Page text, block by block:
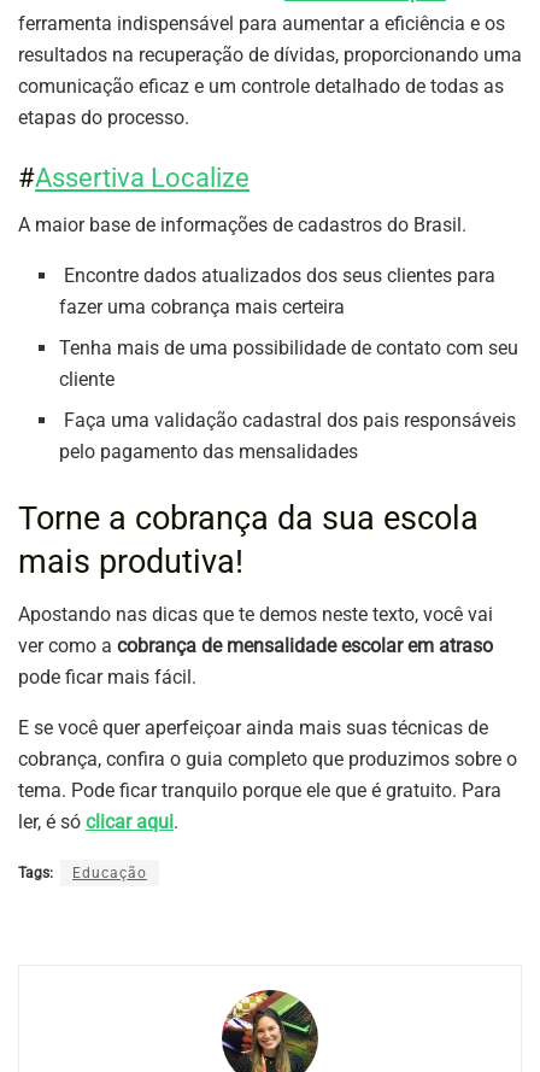
ferramenta indispensável para aumentar a eficiência e os
resultados na recuperação de dívidas, proporcionando uma
comunicação eficaz e um controle detalhado de todas as
etapas do processo.
#Assertiva Localize
A maior base de informações de cadastros do Brasil.
Encontre dados atualizados dos seus clientes para
fazer uma cobrança mais certeira
Tenha mais de uma possibilidade de contato com seu
cliente
Faça uma validação cadastral dos pais responsáveis
pelo pagamento das mensalidades
Torne a cobrança da sua escola
mais produtiva!
Apostando nas dicas que te demos neste texto, você vai
ver como a cobrança de mensalidade escolar em atraso
pode ficar mais fácil.
E se você quer aperfeiçoar ainda mais suas técnicas de
cobrança, confira o guia completo que produzimos sobre o
tema. Pode ficar tranquilo porque ele que é gratuito. Para
ler, é só clicar aqui.
Tags: Educação